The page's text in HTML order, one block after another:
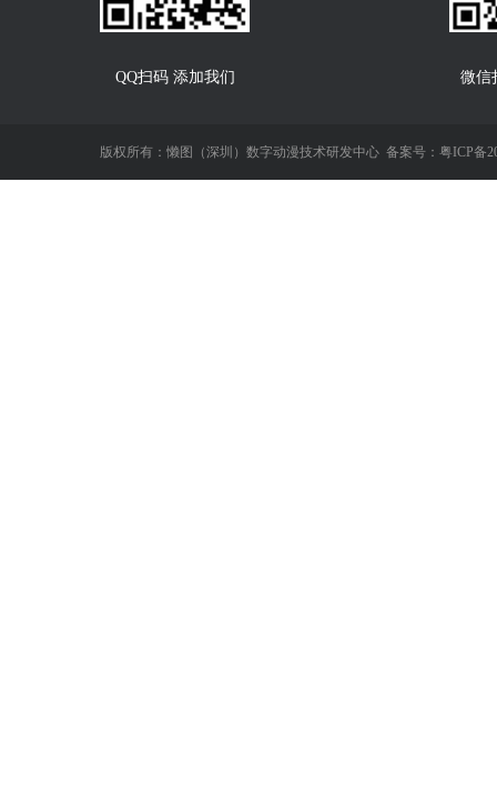
QQ扫码 添加我们 微信
版权所有：懒图（深圳）数字动漫技术研发中心 备案号：粤ICP备